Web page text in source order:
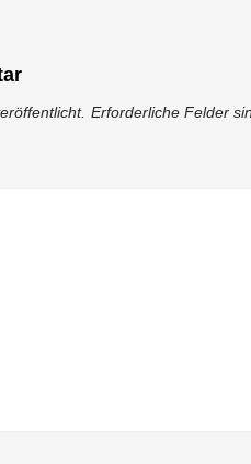
Erforderliche Felder